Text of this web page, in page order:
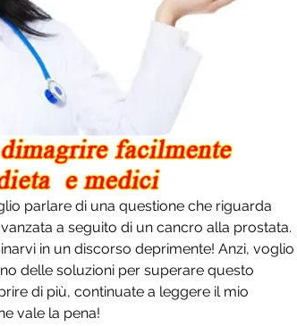
parlare di una questione che riguarda
a seguito di un cancro alla prostata.
in un discorso deprimente! Anzi, voglio
delle soluzioni per superare questo
di più, continuate a leggere il mio
vale la pena!